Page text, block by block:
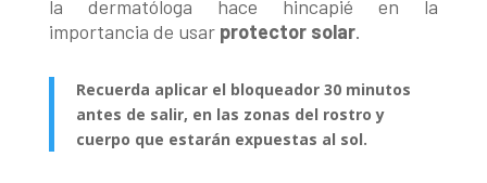
la dermatóloga hace hincapié en la
importancia de usar protector solar.
Recuerda aplicar el bloqueador 30 minutos
antes de salir, en las zonas del rostro y
cuerpo que estarán expuestas al sol.